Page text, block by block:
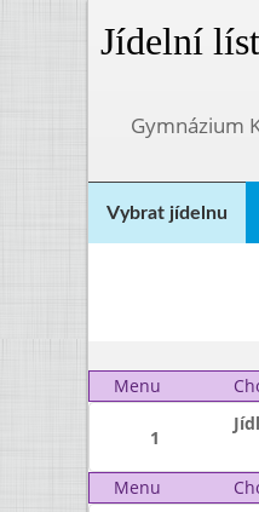
Jídelní
Gymnázium
Vybrat jídelnu
Menu
1
Menu